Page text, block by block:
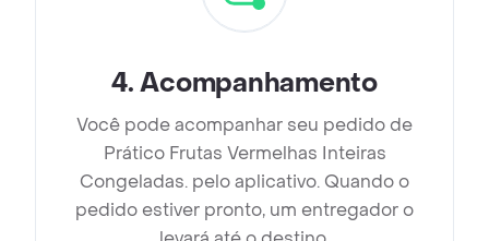
4.Acompanhamento
Você pode acompanhar seu pedido de
Prático Frutas Vermelhas Inteiras
Congeladas. pelo aplicativo. Quando o
pedido estiver pronto, um entregador o